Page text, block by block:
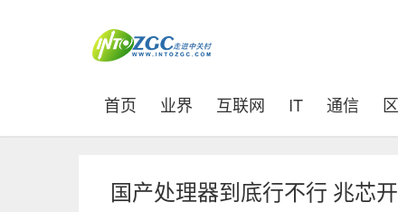
首页 (current)
业界 互联网 IT 通信
国产处理器到底行不行 兆芯